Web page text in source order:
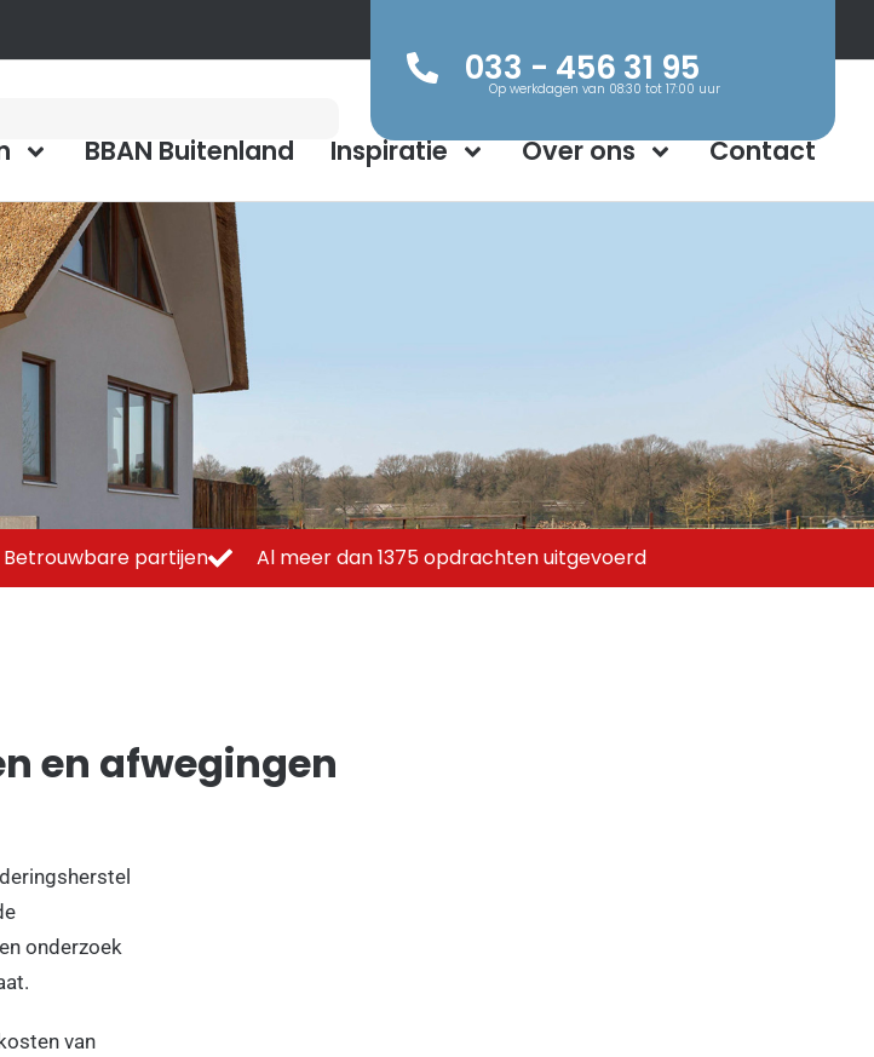
033 - 456 31 95
Op werkdagen van 08:30 tot 17:00 uur
BBAN Buitenland Inspiratie Over ons Contact
Betrouwbare partijen Al meer dan 1375 opdrachten uitgevoerd
en afwegingen
onderzoek
van